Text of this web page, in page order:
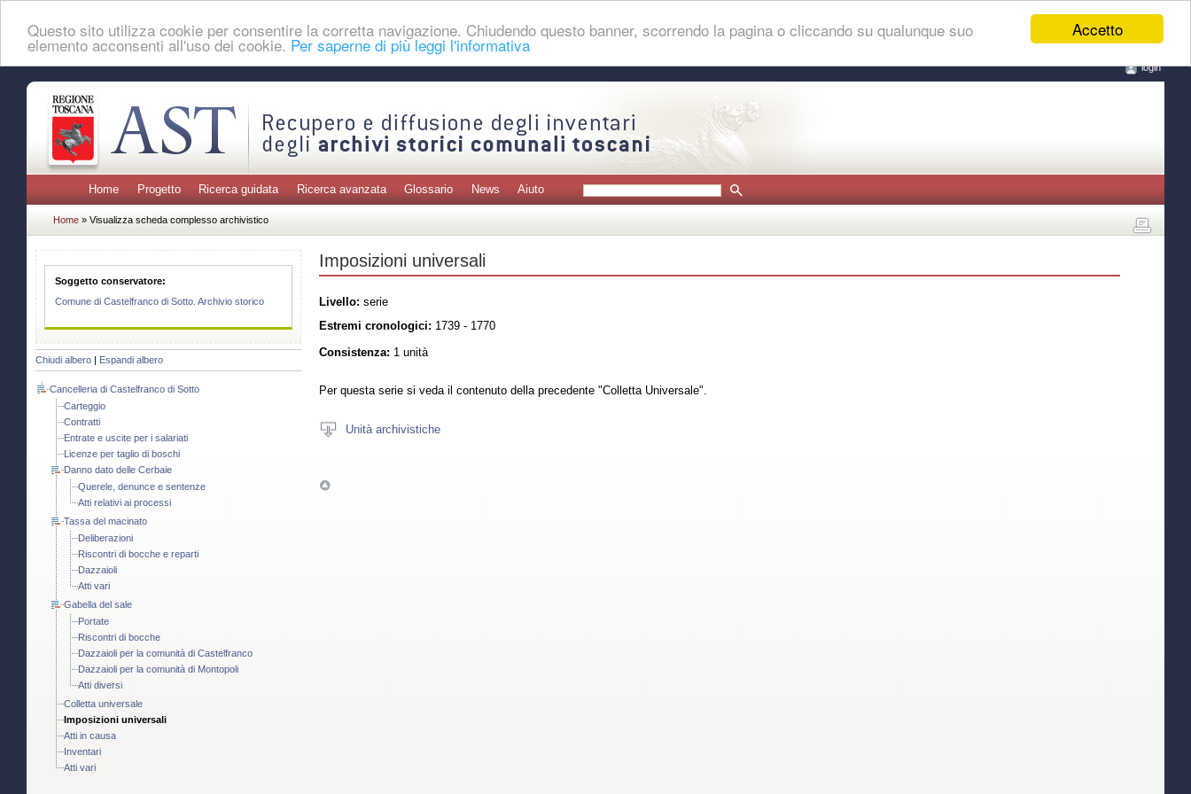
Accetto
Questo sito utilizza cookie per consentire la corretta navigazione. Chiudendo questo banner, scorrendo la pagina o cliccando su qualunque suo
elemento acconsenti all'uso dei cookie. Per saperne di più leggi l'informativa
login
Home Progetto Ricerca guidata Ricerca avanzata Glossario News Aiuto
Home » Visualizza scheda complesso archivistico
Soggetto conservatore:
Comune di Castelfranco di Sotto. Archivio storico
Chiudi albero Espandi albero
Cancelleria di Castelfranco di Sotto
Carteggio
Contratti
Entrate e uscite per i salariati
Licenze per taglio di boschi
Danno dato delle Cerbaie
Querele, denunce e sentenze
Atti relativi ai processi
Tassa del macinato
Deliberazioni
Riscontri di bocche e reparti
Dazzaioli
Atti vari
Gabella del sale
Portate
Riscontri di bocche
Dazzaioli per la comunità di Castelfranco
Dazzaioli per la comunità di Montopoli
Atti diversi
Colletta universale
Imposizioni universali
Atti in causa
Inventari
Atti vari
Imposizioni universali
Livello: serie
Estremi cronologici: 1739 - 1770
Consistenza: 1 unità
Per questa serie si veda il contenuto della precedente "Colletta Universale".
Unità archivistiche